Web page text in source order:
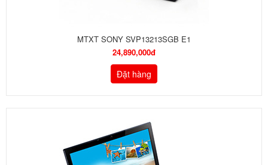
MTXT SONY SVP13213SGB E1
24,890,000đ
Đặt hàng